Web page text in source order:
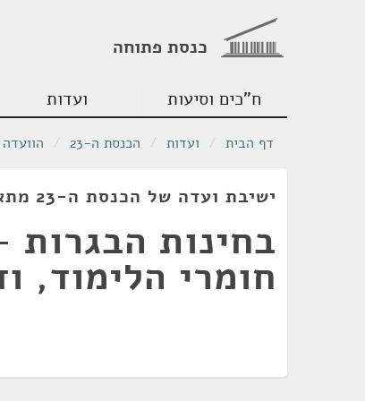
כנסת פתוחה
ח"כים וסיעות ועדות
דף הבית / ועדות / הכנסת ה-23 /
ישיבת ועדה של הכנסת ה-23 מתאריך 31/03/2020
בחינות
חומרי הלימוד,